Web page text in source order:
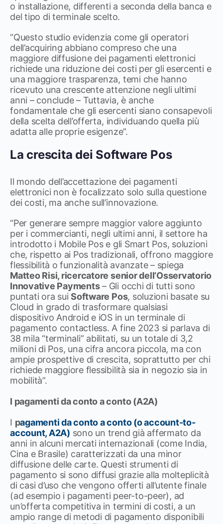
o installazione, differenti a seconda della banca e
del tipo di terminale scelto.
“Questo studio evidenzia come gli operatori
dell’acquiring abbiano compreso che una
maggiore diffusione dei pagamenti elettronici
richiede una riduzione dei costi per gli esercenti e
una maggiore trasparenza, temi che hanno
ricevuto una crescente attenzione negli ultimi
anni – conclude – Tuttavia, è anche
fondamentale che gli esercenti siano consapevoli
della scelta dell’offerta, individuando quella più
adatta alle proprie esigenze”.
La crescita dei Software Pos
Il mondo dell’accettazione dei pagamenti
elettronici non è focalizzato solo sulla questione
dei costi, ma anche sull’innovazione.
“Per generare sempre maggior valore aggiunto
per i commercianti, negli ultimi anni, il settore ha
introdotto i Mobile Pos e gli Smart Pos, soluzioni
che, rispetto ai Pos tradizionali, offrono maggiore
flessibilità o funzionalità avanzate – spiega
Matteo Risi, ricercatore senior dell’Osservatorio
Innovative Payments– Gli occhi di tutti sono
puntati ora suiSoftware Pos, soluzioni basate su
Cloud in grado di trasformare qualsiasi
dispositivo Android e iOS in un terminale di
pagamento contactless. A fine 2023 si parlava di
38 mila “terminali” abilitati, su un totale di 3,2
milioni di Pos, una cifra ancora piccola, ma con
ampie prospettive di crescita, soprattutto per chi
richiede maggiore flessibilità sia in negozio sia in
mobilità”.
I pagamenti da conto a conto (A2A)
I pagamenti da conto a conto (o account-to-
account, A2A) sono un trend già affermato da
anni in alcuni mercati internazionali (come India,
Cina e Brasile) caratterizzati da una minor
diffusione delle carte. Questi strumenti di
pagamento si sono diffusi grazie alla molteplicità
di casi d’uso che vengono offerti all’utente finale
(ad esempio i pagamenti peer-to-peer), ad
un’offerta competitiva in termini di costi, a un
ampio range di metodi di pagamento disponibili